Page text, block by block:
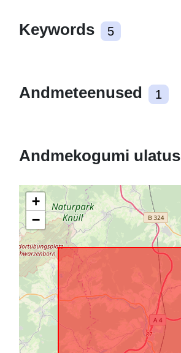
Keywords 5
Andmeteenused 1
Andmekogumi ulatus
+
−